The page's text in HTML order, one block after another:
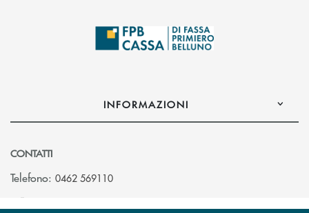
INFORMAZIONI
CONTATTI
Telefono: 0462 569110